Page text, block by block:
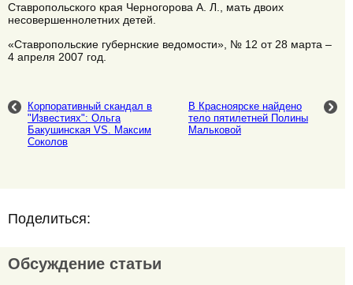
Ставропольского края Черногорова А. Л., мать двоих
несовершеннолетних детей.
«Ставропольские губернские ведомости», № 12 от 28 марта –
4 апреля 2007 год.
Корпоративный скандал в
"Известиях": Ольга
Бакушинская VS. Максим
Соколов
В Красноярске найдено
тело пятилетней Полины
Мальковой
Поделиться:
Обсуждение статьи